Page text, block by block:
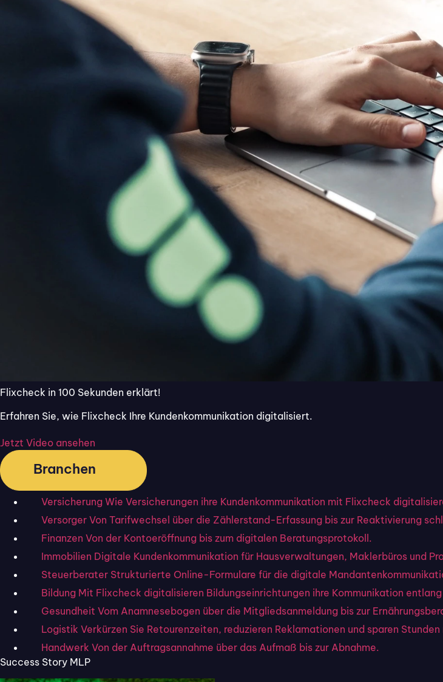
Flixcheck in 100 Sekunden erklärt!
Erfahren Sie, wie Flixcheck Ihre Kundenkommunikation digitalisiert.
Jetzt Video ansehen
Branchen
Versicherung Wie Versicherungen ihre Kundenkommunikation mit Flixcheck
Versorger Von Tarifwechsel über die Zählerstand-Erfassung bis zur Reaktivierung
Finanzen Von der Kontoeröffnung bis zum digitalen Beratungsprotokoll.
Immobilien Digitale Kundenkommunikation für Hausverwaltungen, Maklerbüros und
Steuerberater Strukturierte Online-Formulare für die digitale
Bildung Mit Flixcheck digitalisieren Bildungseinrichtungen ihre Kommunikation
Gesundheit Vom Anamnesebogen über die Mitgliedsanmeldung bis zur
Logistik Verkürzen Sie Retourenzeiten, reduzieren Reklamationen und sparen
Handwerk Von der Auftragsannahme über das Aufmaß bis zur Abnahme.
Success Story MLP
entwickelt, die dabei helfen, digitale Applikationen von
Der Trend geht zum “Konfigurieren statt
sowie oftmals langwierigen Entwicklungszyklen durch
Code-Plattformen lassen sich über eine grafische
eigenem Programmcode Geschäftslogiken erstellen. In
Probieren Sie Flixcheck für 30 Tage kostenlos aus.
Inhaltsverzeichnis
Mit Flixcheck tauschen Sie
einfach digital aus.
Begeistert Ihre Kund:innen
30 Tage kostenlos testen
Flixcheck – die Alternative zu Low-
maßgeschneiderte, digitale Applikation von Laien zu